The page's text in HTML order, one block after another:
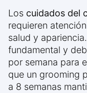
Los cuidados del
requieren
salud y
fundamental y
por semana para
que un grooming
a 8 semanas